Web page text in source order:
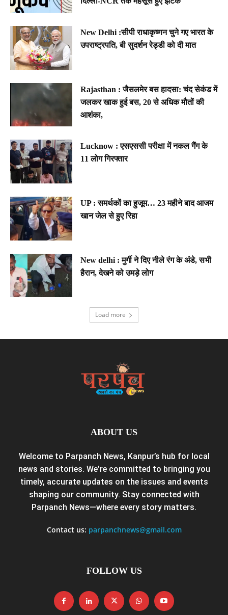
New Delhi :सीपी राधाकृष्णन चुने गए भारत के
उपराष्ट्रपति, बी सुदर्शन रेड्डी को दी मात
Rajasthan : जैसलमेर बस हादसा: चंद सेकंड में
जलकर खाक हुई बस, 20 से अधिक मौतों की
आशंका,
Lucknow : एसएससी परीक्षा में नकल गैंग के
11 लोग गिरफ्तार
UP : समर्थकों का हुजूम… 23 महीने बाद आजम
खान जेल से हुए रिहा
New delhi : मुर्गी ने दिए नीले रंग के अंडे, सभी
हैरान, देखने को उमड़े लोग
Load more
ABOUT US
Welcome to Parpanch News, Kanpur’s hub for local
news and stories. We’re committed to bringing you
timely, accurate updates on the issues and events
shaping our community. Stay connected with
Parpanch News—where every story matters.
Contact us: parpanchnews@gmail.com
FOLLOW US